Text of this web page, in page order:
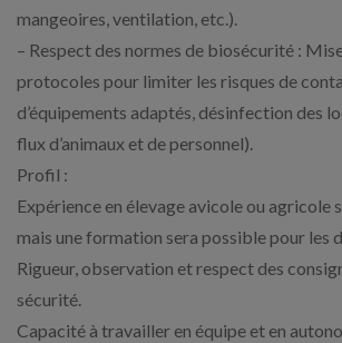
mangeoires, ventilation, etc.).
– Respect des normes de biosécurité :
protocoles pour limiter les risques de
d’équipements adaptés, désinfection des
flux d’animaux et de personnel).
Profil :
Expérience en élevage avicole ou agricole
mais une formation sera possible pour les
Rigueur, observation et respect des
sécurité.
Capacité à travailler en équipe et en